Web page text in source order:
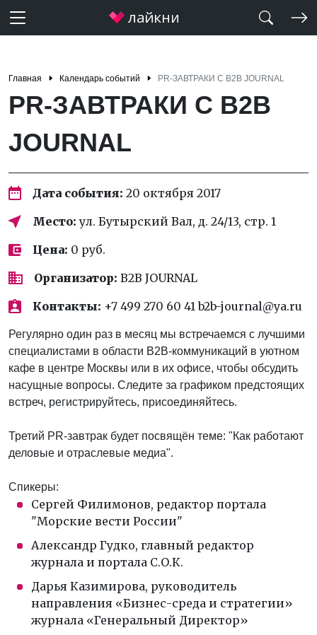
Главная Календарь событий PR-ЗАВТРАКИ С B2B JOURNAL
PR-ЗАВТРАКИ С B2B
JOURNAL
Дата события: 20 октября 2017
Место: ул. Бутырский Вал, д. 24/13, стр. 1
Цена: 0 руб.
Организатор: B2B JOURNAL
Контакты: +7 499 270 60 41 b2b-journal@ya.ru
Регулярно один раз в месяц мы встречаемся с лучшими
специалистами в области B2B-коммуникаций в уютном
кафе в центре Москвы или в их офисе, чтобы обсудить
насущные вопросы. Следите за графиком предстоящих
встреч, регистрируйтесь, присоединяйтесь.
Третий PR-завтрак будет посвящён теме: "Как работают
деловые и отраслевые медиа".
Спикеры:
Сергей Филимонов, редактор портала
"Морские вести России"
Александр Гудко, главный редактор
журнала и портала С.О.К.
Дарья Казимирова, руководитель
направления «Бизнес-среда и стратегии»
журнала «Генеральный Директор»